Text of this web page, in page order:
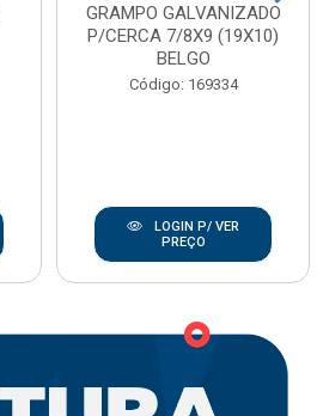
GRAMPO GALVANIZADO
P/CERCA 7/8X9 (19X10)
BELGO
Código: 169334
LOGIN P/ VER
PREÇO